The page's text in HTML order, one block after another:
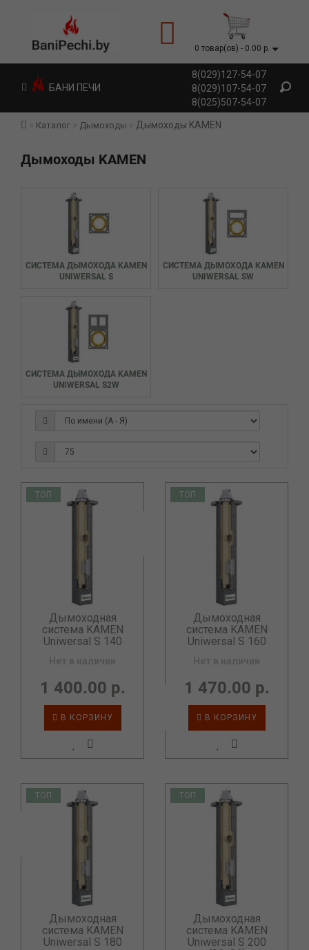
0 товар(ов) - 0.00 р.
8(029)127-54-07
8(029)107-54-07
8(025)507-54-07
БАНИ ПЕЧИ
Каталог Дымоходы Дымоходы KAMEN
Дымоходы KAMEN
СИСТЕМА ДЫМОХОДА KAMEN
UNIWERSAL S
СИСТЕМА ДЫМОХОДА KAMEN
UNIWERSAL SW
СИСТЕМА ДЫМОХОДА KAMEN
UNIWERSAL S2W
ТОП
Дымоходная
система KAMEN
Uniwersal S 140
1 400.00 р.
В КОРЗИНУ
ТОП
Дымоходная
система KAMEN
Uniwersal S 160
1 470.00 р.
В КОРЗИНУ
ТОП
Дымоходная
система KAMEN
Uniwersal S 180
ТОП
Дымоходная
система KAMEN
Uniwersal S 200